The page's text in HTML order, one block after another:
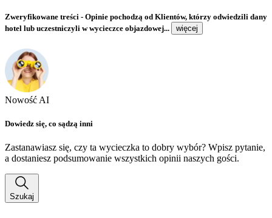
Zweryfikowane treści - Opinie pochodzą od Klientów, którzy odwiedzili dany
hotel lub uczestniczyli w wycieczce objazdowej...
więcej
Nowość AI
Dowiedz się, co sądzą inni
Zastanawiasz się, czy ta wycieczka to dobry wybór? Wpisz pytanie,
a dostaniesz podsumowanie wszystkich opinii naszych gości.
Szukaj